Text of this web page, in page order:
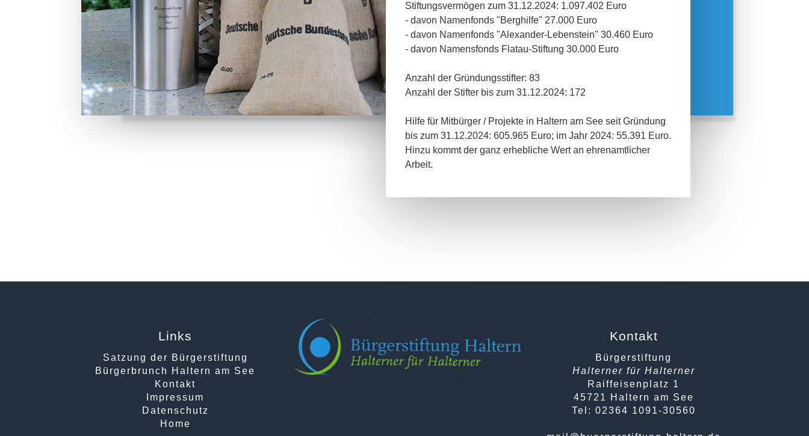
Stiftungsvermögen zum 31.12.2024: 1.097.402 Euro
- davon Namenfonds "Berghilfe" 27.000 Euro
- davon Namenfonds "Alexander-Lebenstein" 30.460 Euro
- davon Namensfonds Flatau-Stiftung 30.000 Euro
Anzahl der Gründungsstifter: 83
Anzahl der Stifter bis zum 31.12.2024: 172
Hilfe für Mitbürger / Projekte in Haltern am See seit Gründung
bis zum 31.12.2024: 605.965 Euro; im Jahr 2024: 55.391 Euro.
Hinzu kommt der ganz erhebliche Wert an ehrenamtlicher
Arbeit.
Links
Satzung der Bürgerstiftung
Bürgerbrunch Haltern am See
Kontakt
Impressum
Datenschutz
Home
Kontakt
Bürgerstiftung
Halterner für Halterner
Raiffeisenplatz 1
45721 Haltern am See
Tel: 02364 1091-30560